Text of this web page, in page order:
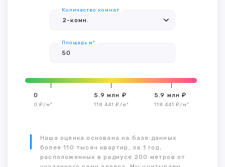
Количество комнат
Площадь м²
0
0 ₽/м²
5.9 млн ₽
118 441 ₽/м²
5.9 млн ₽
118 441 ₽/м²
Наша оценка основана на базе данных
более 110 тысяч квартир, за 1 год,
расположенных в радиусе 200 метров от